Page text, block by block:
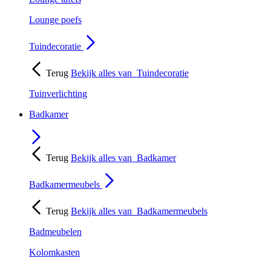
Lounge poefs
Tuindecoratie
Terug Bekijk alles van Tuindecoratie
Tuinverlichting
Badkamer
Terug Bekijk alles van Badkamer
Badkamermeubels
Terug Bekijk alles van Badkamermeubels
Badmeubelen
Kolomkasten